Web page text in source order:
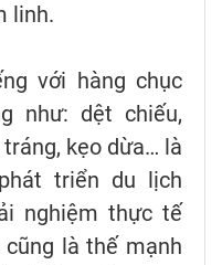
linh.
với hàng chục
như: dệt chiếu,
kẹo dừa… là
triển du lịch
nghiệm thực tế
là thế mạnh